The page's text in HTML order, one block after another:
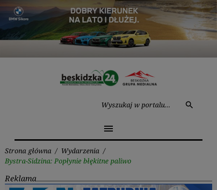
Przejdź
treści
search
menu
Strona główna / Wydarzenia /
Bystra-Sidzina: Popłynie błękitne paliwo
Reklama